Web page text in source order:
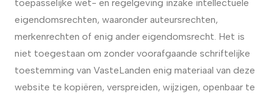
toepasselijke wet- en regelgeving inzake intellectuele
eigendomsrechten, waaronder auteursrechten,
merkenrechten of enig ander eigendomsrecht. Het is
niet toegestaan om zonder voorafgaande schriftelijke
toestemming van VasteLanden enig materiaal van deze
website te kopiëren, verspreiden, wijzigen, openbaar te